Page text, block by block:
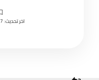
اخر تحديث: 27 يوليو, 2010 4:53 صباحًا